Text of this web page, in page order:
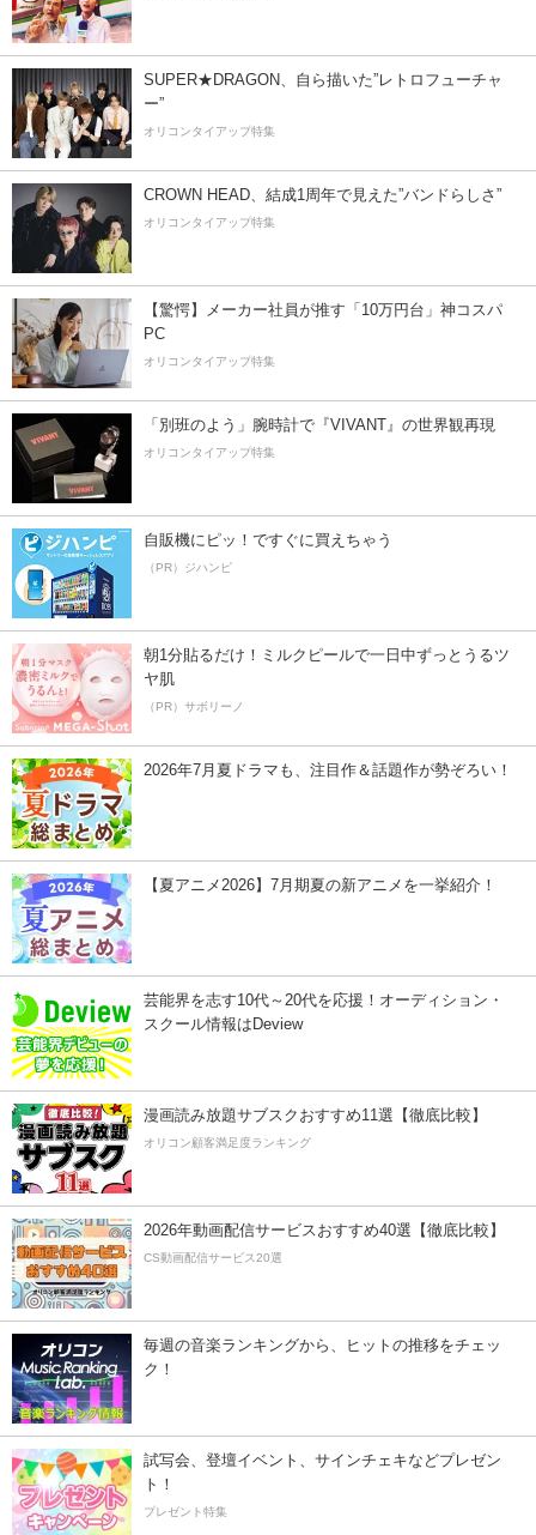
SUPER★DRAGON、自ら描いた”レトロフューチャ
ー”
オリコンタイアップ特集
CROWN HEAD、結成1周年で見えた”バンドらしさ”
オリコンタイアップ特集
【驚愕】メーカー社員が推す「10万円台」神コスパ
PC
オリコンタイアップ特集
「別班のよう」腕時計で『VIVANT』の世界観再現
オリコンタイアップ特集
自販機にピッ！ですぐに買えちゃう
（PR）ジハンピ
朝1分貼るだけ！ミルクピールで一日中ずっとうるツ
ヤ肌
（PR）サボリーノ
2026年7月夏ドラマも、注目作＆話題作が勢ぞろい！
【夏アニメ2026】7月期夏の新アニメを一挙紹介！
芸能界を志す10代～20代を応援！オーディション・
スクール情報はDeview
漫画読み放題サブスクおすすめ11選【徹底比較】
オリコン顧客満足度ランキング
2026年動画配信サービスおすすめ40選【徹底比較】
CS動画配信サービス20選
毎週の音楽ランキングから、ヒットの推移をチェッ
ク！
試写会、登壇イベント、サインチェキなどプレゼン
ト！
プレゼント特集